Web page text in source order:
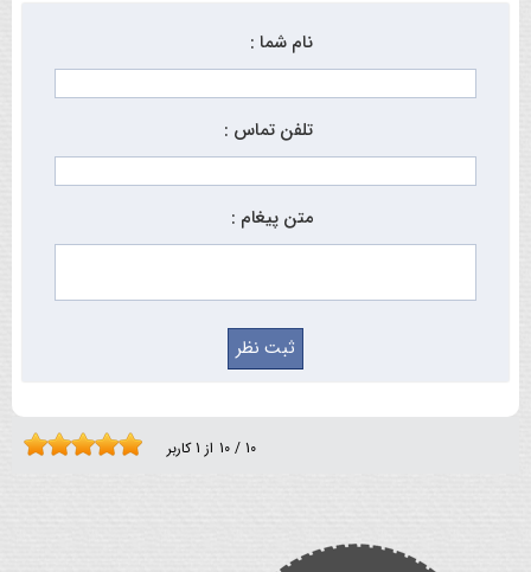
نام شما :
تلفن تماس :
متن پیغام :
10 / 10 از 1کاربر